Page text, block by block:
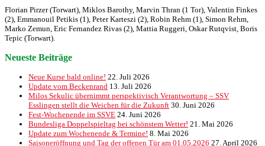
Florian Pirzer (Torwart), Miklos Barothy, Marvin Thran (1 Tor), Valentin Finkes
(2), Emmanouil Petikis (1), Peter Karteszi (2), Robin Rehm (1), Simon Rehm,
Marko Zemun, Eric Fernandez Rivas (2), Mattia Ruggeri, Oskar Rutqvist, Boris
Tepic (Torwart).
Neueste Beiträge
Neue Kurse bald online! 22. Juli 2026
Update vom Beckenrand 13. Juli 2026
Milos Sekulic übernimmt perspektivisch Verantwortung – SSV
Esslingen stellt die Weichen für die Zukunft 30. Juni 2026
Fest-Wochenende im SSVE 24. Juni 2026
Bundesliga Doppelspieltag bei schönstem Wetter! 21. Mai 2026
Update zum Wochenende & Termine! 8. Mai 2026
Saisoneröffnung und Tag der offenen Tür am 01.05.2026 27. April 2026